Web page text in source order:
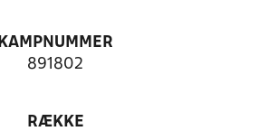
KAMPNUMMER
891802
RÆKKE